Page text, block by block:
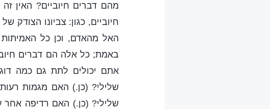
מהם דברים חיוביים? האין
חיוביים, כגון: צביונו
האל מהאדם, וכן כל
באמת; כל אלה הם דברים
אתם יכולים לתת גם כמה
שלילי? (כן.) האם מגמות
שלילי? (כן.) האם רדיפה אחר